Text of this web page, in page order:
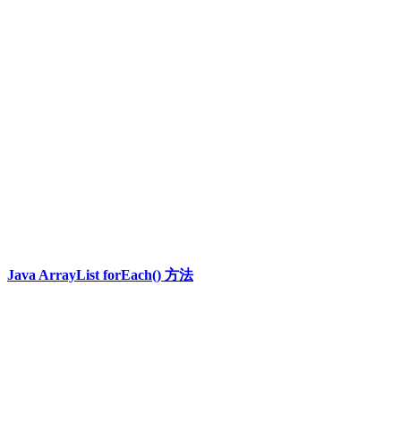
Java ArrayList forEach() 方法